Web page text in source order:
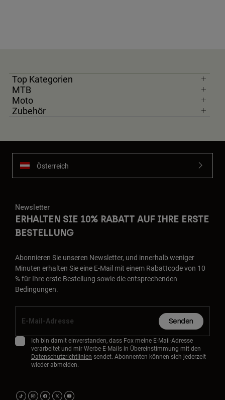
Top Kategorien
MTB
Moto
Zubehör
Österreich
Newsletter
ERHALTEN SIE 10% RABATT AUF IHRE ERSTE
BESTELLUNG
Abonnieren Sie unseren Newsletter, und innerhalb weniger
Minuten erhalten Sie eine E-Mail mit einem Rabattcode von 10
% für Ihre erste Bestellung sowie die entsprechenden
Bedingungen.
Senden
Ich bin damit einverstanden, dass Fox meine E-Mail-Adresse
verarbeitet und mir Werbe-E-Mails in Übereinstimmung mit den
Datenschutzrichtlinien sendet. Abonnenten können sich jederzeit
wieder abmelden.